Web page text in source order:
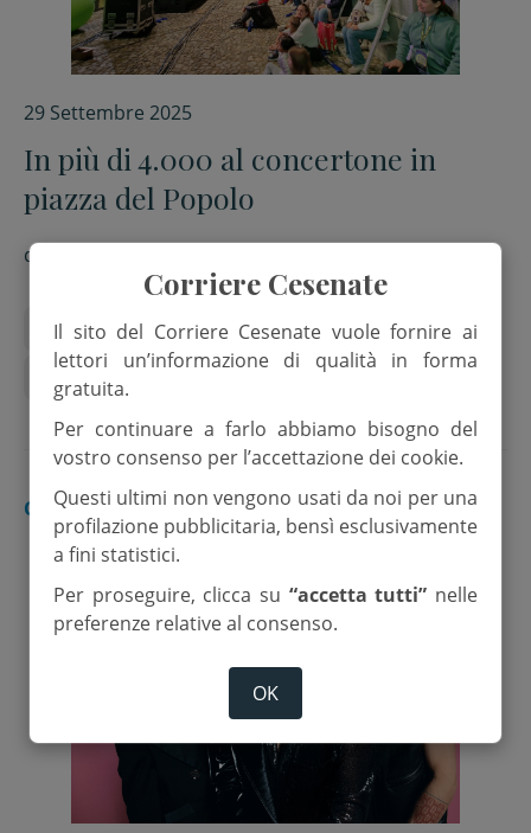
29 Settembre 2025
In più di 4.000 al concertone in
piazza del Popolo
di
Musica Piazza del popolo
Radio Studio Delta
CESENA
Corriere Cesenate
Il sito del Corriere Cesenate vuole fornire ai
lettori un’informazione di qualità in forma
gratuita.
Per continuare a farlo abbiamo bisogno del
vostro consenso per l’accettazione dei cookie.
Questi ultimi non vengono usati da noi per una
profilazione pubblicitaria, bensì esclusivamente
a fini statistici.
Per proseguire, clicca su “accetta tutti” nelle
preferenze relative al consenso.
OK